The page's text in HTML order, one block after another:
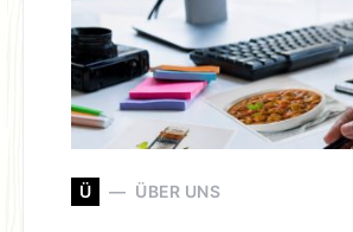
Ü ÜBER UNS